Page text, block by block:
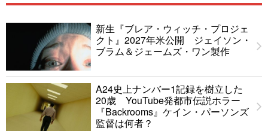
新生『ブレア・ウィッチ・プロジェ
クト』2027年米公開 ジェイソン・
ブラム＆ジェームズ・ワン製作
A24史上ナンバー1記録を樹立した
20歳 YouTube発都市伝説ホラー
『Backrooms』ケイン・パーソンズ
監督は何者？